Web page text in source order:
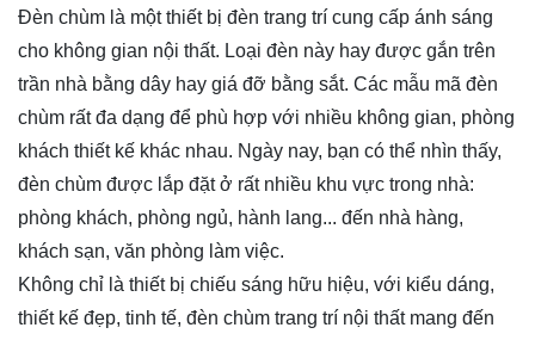
Đèn chùm là một thiết bị đèn trang trí cung cấp ánh sáng
cho không gian nội thất. Loại đèn này hay được gắn trên
trần nhà bằng dây hay giá đỡ bằng sắt. Các mẫu mã đèn
chùm rất đa dạng để phù hợp với nhiều không gian, phòng
khách thiết kế khác nhau. Ngày nay, bạn có thể nhìn thấy,
đèn chùm được lắp đặt ở rất nhiều khu vực trong nhà:
phòng khách, phòng ngủ, hành lang... đến nhà hàng,
khách sạn, văn phòng làm việc.
Không chỉ là thiết bị chiếu sáng hữu hiệu, với kiểu dáng,
thiết kế đẹp, tinh tế, đèn chùm trang trí nội thất mang đến